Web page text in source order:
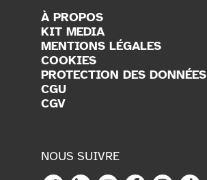
À PROPOS
KIT MEDIA
MENTIONS LÉGALES
COOKIES
PROTECTION DES DONNÉES
CGU
CGV
NOUS SUIVRE